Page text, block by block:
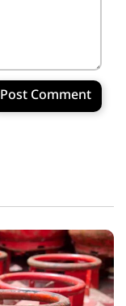
Post Comment